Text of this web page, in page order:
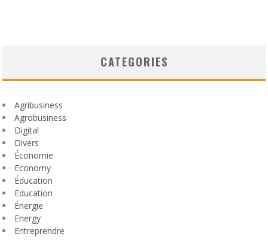
CATEGORIES
Agribusiness
Agrobusiness
Digital
Divers
Économie
Economy
Éducation
Education
Énergie
Energy
Entreprendre